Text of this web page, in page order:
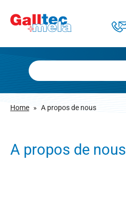
Home » A propos de nous
A propos de nous